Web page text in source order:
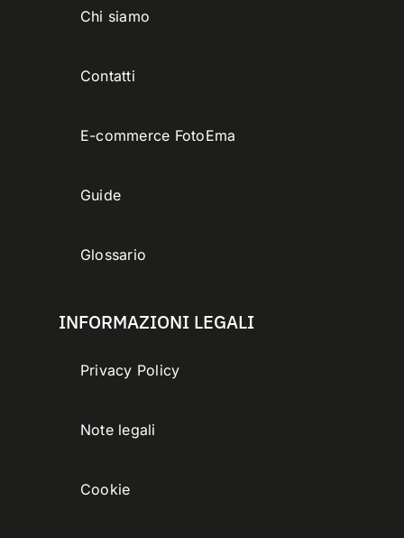
Chi siamo
Contatti
E-commerce FotoEma
Guide
Glossario
INFORMAZIONI LEGALI
Privacy Policy
Note legali
Cookie